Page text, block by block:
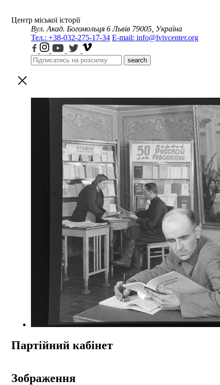
Центр міської історії
Вул. Акад. Богомольця 6 Львів 79005, Україна
Тел.: +38-032-275-17-34 E-mail: info@lvivcenter.org
search
Партійний кабінет
Зображення